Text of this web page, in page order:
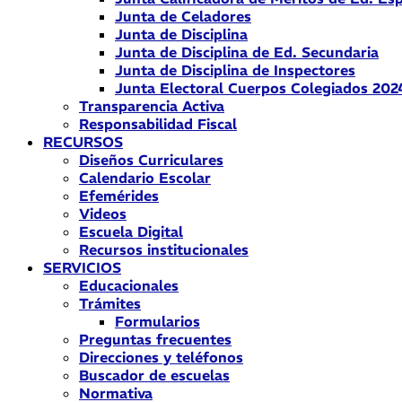
Junta de Celadores
Junta de Disciplina
Junta de Disciplina de Ed. Secundaria
Junta de Disciplina de Inspectores
Junta Electoral Cuerpos Colegiados
Transparencia Activa
Responsabilidad Fiscal
RECURSOS
Diseños Curriculares
Calendario Escolar
Efemérides
Videos
Escuela Digital
Recursos institucionales
SERVICIOS
Educacionales
Trámites
Formularios
Preguntas frecuentes
Direcciones y teléfonos
Buscador de escuelas
Normativa